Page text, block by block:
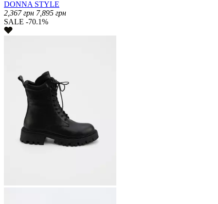
DONNA STYLE
2,367грн 7,895 грн
SALE -70.1%